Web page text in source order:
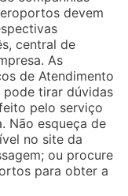
devem
central de
As
de Atendimento
pode tirar dúvidas
pelo serviço
Não esqueça de
no site da
ou procure
para obter a